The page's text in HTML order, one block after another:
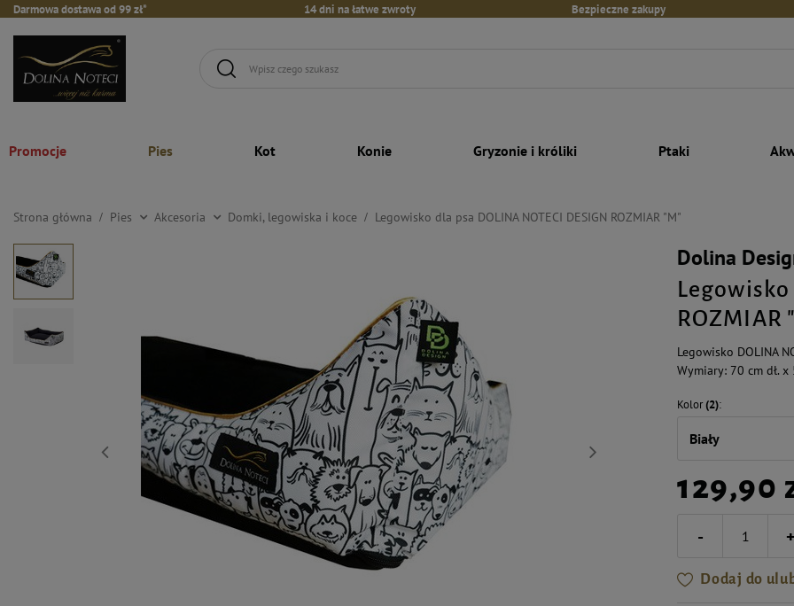
Darmowa dostawa od 99 zł* 14 dni na łatwe zwroty Bezpieczne zakupy
Promocje Pies Kot Konie Gryzonie i króliki Ptaki
Strona główna Pies Akcesoria Domki, legowiska i koce Legowisko dla psa DOLINA NOTECI DESIGN ROZMIAR "M"
Dolina
Legowisko
ROZMIAR
Legowisko DOLINA
Wymiary: 70 cm dł. x
Kolor(2)
Biały
129,90
- +
Dodaj do